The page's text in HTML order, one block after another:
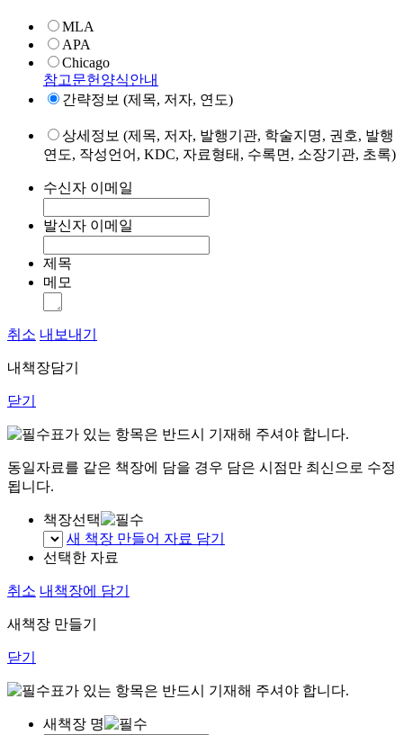
MLA
APA
Chicago
참고문헌양식안내
간략정보 (제목, 저자, 연도)
상세정보 (제목, 저자, 발행기관, 학술지명, 권호, 발행
연도, 작성언어, KDC, 자료형태, 수록면, 소장기관, 초록)
수신자 이메일
발신자 이메일
제목
메모
취소 내보내기
내책장담기
닫기
표가 있는 항목은 반드시 기재해 주셔야 합니다.
동일자료를 같은 책장에 담을 경우 담은 시점만 최신으로 수정
됩니다.
책장선택
새 책장 만들어 자료 담기
선택한 자료
취소 내책장에 담기
새책장 만들기
닫기
표가 있는 항목은 반드시 기재해 주셔야 합니다.
새책장 명